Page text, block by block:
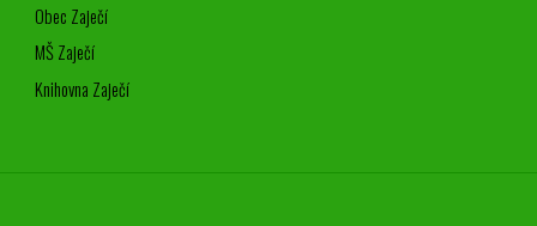
Obec Zaječí
MŠ Zaječí
Knihovna Zaječí